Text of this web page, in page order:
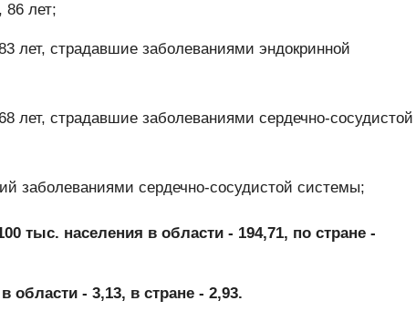
86 лет;
лет, страдавшие заболеваниями эндокринной
лет, страдавшие заболеваниями сердечно-сосудистой
заболеваниями сердечно-сосудистой системы;
тыс. населения в области - 194,71, по стране -
области - 3,13, в стране - 2,93.